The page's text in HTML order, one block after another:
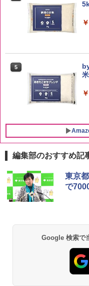
5
11
|
1
[
L
編集部のおすすめ記
東京
で
Google 検索で